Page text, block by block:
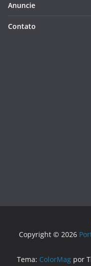
Anuncie
Contato
Copyright © 2026
Tema: ColorMag por